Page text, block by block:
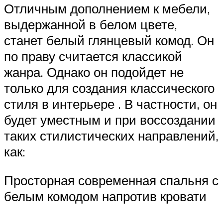
Отличным дополнением к мебели,
выдержанной в белом цвете,
станет белый глянцевый комод. Он
по праву считается классикой
жанра. Однако он подойдет не
только для создания классического
стиля в интерьере . В частности, он
будет уместным и при воссоздании
таких стилистических направлений,
как:
Просторная современная спальня с
белым комодом напротив кровати